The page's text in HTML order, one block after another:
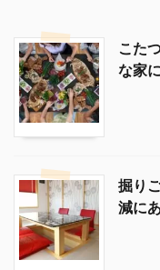
こた
な家
掘り
減に